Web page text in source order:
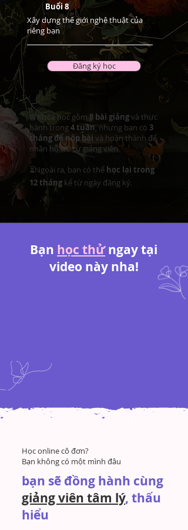
Buổi 8
Xây dựng thế giới nghệ thuật của
riêng bạn
Đăng ký học
📘Khóa học gồm 8 bài giảngvà thực
hành trong4 tuần, nhưng bạn có 3
tháng để nộp bài và hoàn thành để
nhận hỗ trợ từ giảng viên
⏳Ngoài ra, bạn có thể học lại trong
12 tháng kể từ ngày đăng ký.
Bạn học thửngay tại
video này nha!
Học online cô đơn?
Bạn không có một mình đâu
bạn sẽ đồng hành cùng
giảng viên tâm lý, thấu
hiểu